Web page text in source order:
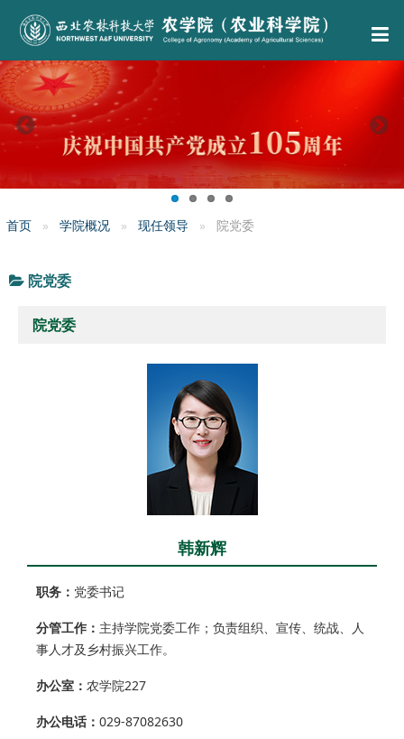
首页 学院概况 现任领导 院党委
院党委
院党委
韩新辉
职务： 党委书记
分管工作： 主持学院党委工作；负责组织、宣传、统战、人
事人才及乡村振兴工作。
办公室： 农学院227
办公电话： 029-87082630